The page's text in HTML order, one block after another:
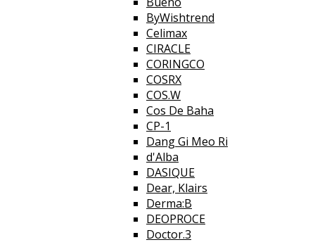
ByWishtrend
Celimax
CIRACLE
CORINGCO
COSRX
COS.W
Cos De Baha
CP-1
Dang Gi Meo Ri
d'Alba
DASIQUE
Dear, Klairs
Derma:B
DEOPROCE
Doctor.3